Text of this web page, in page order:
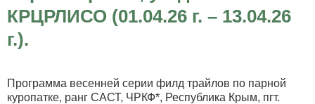
КРЦРЛИСО (01.04.26 г. – 13.04.26
г.).
Программа весенней серии филд трайлов по парной
куропатке, ранг САСТ, ЧРКФ*, Республика Крым, пгт.